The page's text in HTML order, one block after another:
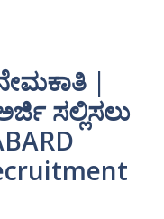
|
ಸಲ್ಲಿಸಲು